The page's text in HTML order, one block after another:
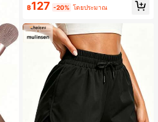
มียม, ลำลองอเนกประสงค์, สวมใส่ประ
เสื้อผ้ากลางแจ้ง
฿127 -20% โดยประมาณ